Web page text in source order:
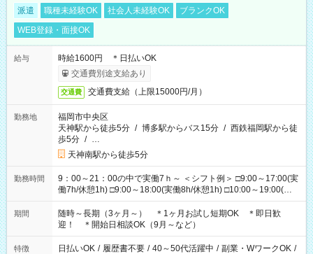
派遣 職種未経験OK 社会人未経験OK
ブランクOK
WEB登録・面接OK
給与
時給1600円 ＊日払いOK
交通費別途支給あり
交通費 交通費支給（上限15000円/月）
勤務地
福岡市中央区
天神駅から徒歩5分 / 博多駅からバス15分 / 西鉄福岡駅から徒
歩5分 / …
天神南駅から徒歩5分
勤務時間
9：00～21：00の中で実働7ｈ～ ＜シフト例＞ □9:00～17:00(実
働7h/休憩1h) □9:00～18:00(実働8h/休憩1h) □10:00～19:00(実
働8h/休憩1h) □11:00～20:00(実働8h/休憩1h) □12:00～20:00(実
働7h/休憩1h) □12:00～21:00(実働7h/休憩1h) ＊固定OK ＊選べ
る時間帯！
期間
随時～長期（3ヶ月～） ＊1ヶ月お試し短期OK ＊即日歓
迎！ ＊開始日相談OK（9月～など）
特徴 日払いOK / 履歴書不要 / 40～50代活躍中 / 副業・WワークOK /